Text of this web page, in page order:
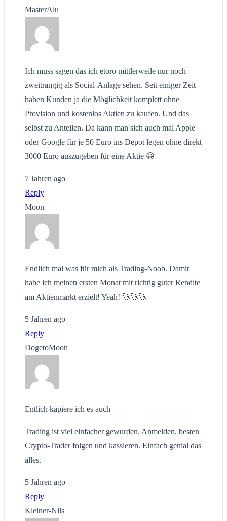
MasterAlu
Ich muss sagen das ich etoro mittlerweile nur noch
zweitrangig als Social-Anlage sehen. Seit einiger Zeit
haben Kunden ja die Möglichkeit komplett ohne
Provision und kostenlos Aktien zu kaufen. Und das
selbst zu Anteilen. Da kann man sich auch mal Apple
oder Google für je 50 Euro ins Depot legen ohne direkt
3000 Euro auszugeben für eine Aktie 😀
7 Jahren ago
Reply
Moon
Endlich mal was für mich als Trading-Noob. Damit
habe ich meinen ersten Monat mit richtig guter Rendite
am Aktienmarkt erzielt! Yeah! 🚀🚀🚀
5 Jahren ago
Reply
DogetoMoon
Entlich kapiere ich es auch
Trading ist viel einfacher gewurden. Anmelden, besten
Crypto-Trader folgen und kassieren. Einfach genial das
alles.
5 Jahren ago
Reply
Kleiner-Nils